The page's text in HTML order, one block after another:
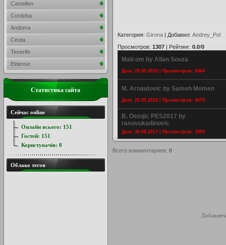
Категория: Girona | Добавил: Andrey_Pol
Просмотров: 1307 | Рейтинг: 0.0/0
Malcom by Allan Souza
Дата: 29.05.2015 | Просмотров: 4364
M. Arnautovic by Sameh Momen
Дата: 25.05.2015 | Просмотров: 4079
B. Ostojic PES2017 by
rasovukadinovic
Дата: 30.08.2017 | Просмотров: 1859
Всего комментариев: 0
Castellon
Cordoba
Andorra
Ceuta
Tenerife
Eldense
Статистика сайта
Сейчас online
Онлайн всього: 151
Гостей: 151
Користувачів: 0
Облако тегов